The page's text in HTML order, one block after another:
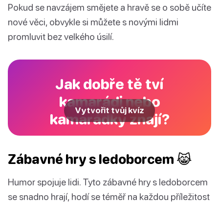
Pokud se navzájem smějete a hravě se o sobě učíte
nové věci, obvykle si můžete s novými lidmi
promluvit bez velkého úsilí.
Jak dobře tě tví
kamarádi nebo
kamarádky znají?
Vytvořit tvůj kvíz
Zábavné hry s ledoborcem 😹
Humor spojuje lidi. Tyto zábavné hry s ledoborcem
se snadno hrají, hodí se téměř na každou příležitost